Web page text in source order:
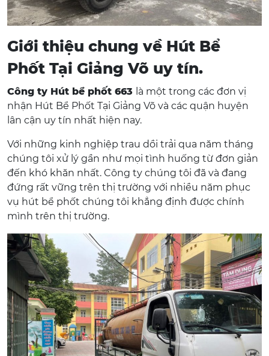
Giới thiệu chung về Hút Bể
Phốt Tại Giảng Võ uy tín.
Công ty Hút bể phốt 663 là một trong các đơn vị
nhận Hút Bể Phốt Tại Giảng Võ và các quận huyện
lân cận uy tín nhất hiện nay.
Với những kinh nghiệp trau dồi trải qua năm tháng
chúng tôi xử lý gần như mọi tình huống từ đơn giản
đến khó khăn nhất. Công ty chúng tôi đã và đang
đứng rất vững trên thị trường với nhiều năm phục
vụ hút bể phốt chúng tôi khẳng định được chính
mình trên thị trường.